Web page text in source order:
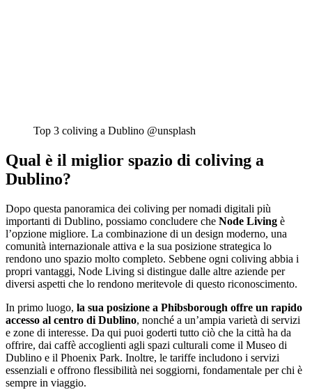
Top 3 coliving a Dublino @unsplash
Qual è il miglior spazio di coliving a
Dublino?
Dopo questa panoramica dei coliving per nomadi digitali più
importanti di Dublino, possiamo concludere che Node Living è
l’opzione migliore. La combinazione di un design moderno, una
comunità internazionale attiva e la sua posizione strategica lo
rendono uno spazio molto completo. Sebbene ogni coliving abbia i
propri vantaggi, Node Living si distingue dalle altre aziende per
diversi aspetti che lo rendono meritevole di questo riconoscimento.
In primo luogo, la sua posizione a Phibsborough offre un rapido
accesso al centro di Dublino, nonché a un’ampia varietà di servizi
e zone di interesse. Da qui puoi goderti tutto ciò che la città ha da
offrire, dai caffè accoglienti agli spazi culturali come il Museo di
Dublino e il Phoenix Park. Inoltre, le tariffe includono i servizi
essenziali e offrono flessibilità nei soggiorni, fondamentale per chi è
sempre in viaggio.